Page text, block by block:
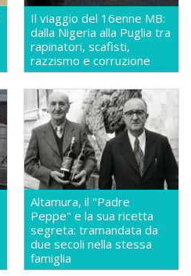
Il viaggio del 16enne MB:
dalla Nigeria alla Puglia tra
rapinatori, scafisti,
razzismo e corruzione
Altamura, il "Padre
Peppe" e la sua ricetta
segreta: tramandata da
due secoli nella stessa
famiglia